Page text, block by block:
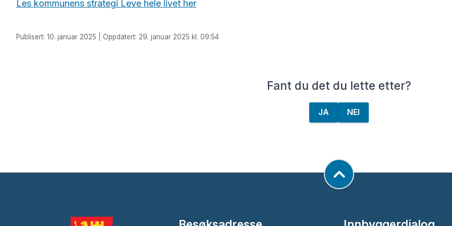
Les kommunens strategi Leve hele livet her
Publisert: 10. januar 2025 | Oppdatert: 29. januar 2025 kl. 09:54
Fant du det du lette etter?
JA NEI